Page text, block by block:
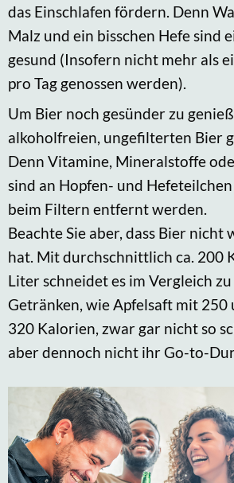
das Einschlafen fördern. Denn
Malz und ein bisschen Hefe sind
gesund (Insofern nicht mehr als
pro Tag genossen werden).
Um Bier noch gesünder zu
alkoholfreien, ungefilterten Bier
Denn Vitamine, Mineralstoffe
sind an Hopfen- und
beim Filtern entfernt werden.
Beachte Sie aber, dass Bier nicht
hat. Mit durchschnittlich ca. 200
Liter schneidet es im Vergleich
Getränken, wie Apfelsaft mit
320 Kalorien, zwar gar nicht so
aber dennoch nicht ihr Go-to-